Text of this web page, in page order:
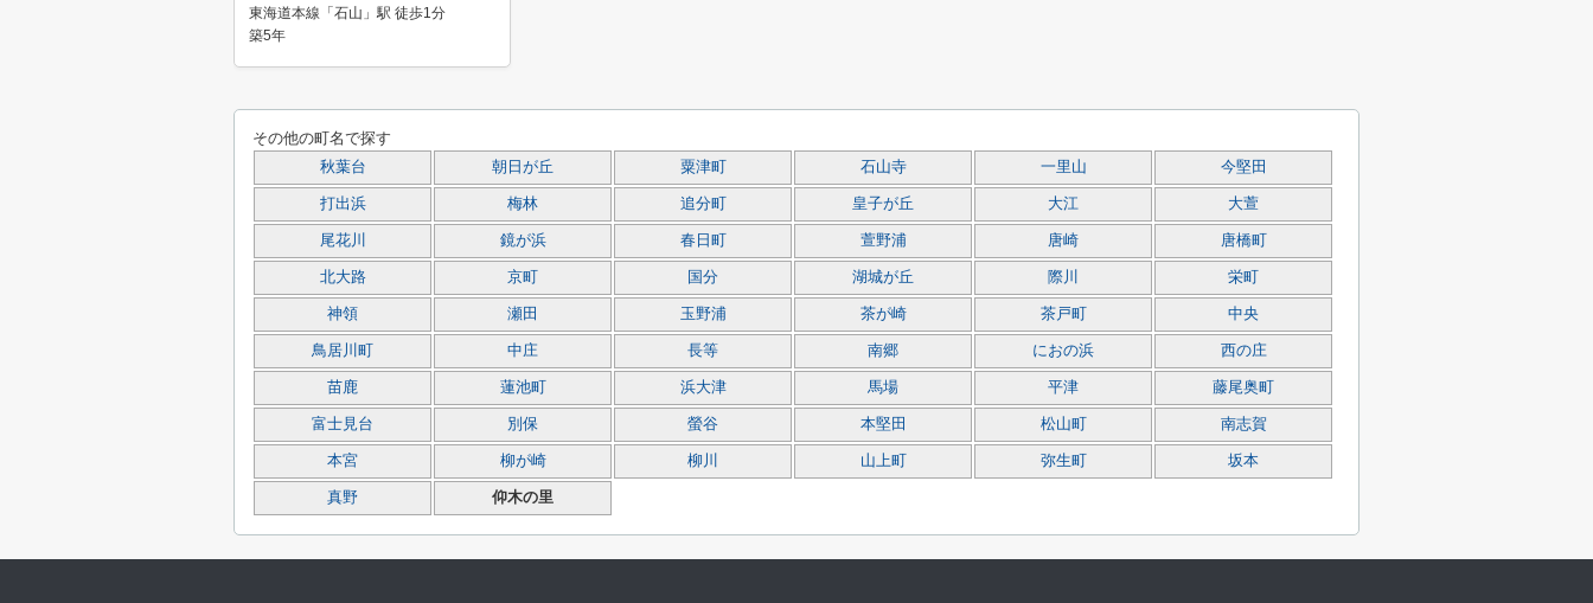
東海道本線「石山」駅 徒歩1分
築5年
その他の町名で探す
秋葉台 朝日が丘 粟津町 石山寺 一里山 今堅田
打出浜 梅林 追分町 皇子が丘 大江 大萱
尾花川 鏡が浜 春日町 萱野浦 唐崎 唐橋町
北大路 京町 国分 湖城が丘 際川 栄町
神領 瀬田 玉野浦 茶が崎 茶戸町 中央
鳥居川町 中庄 長等 南郷 におの浜 西の庄
苗鹿 蓮池町 浜大津 馬場 平津 藤尾奥町
富士見台 別保 螢谷 本堅田 松山町 南志賀
本宮 柳が崎 柳川 山上町 弥生町 坂本
真野 仰木の里